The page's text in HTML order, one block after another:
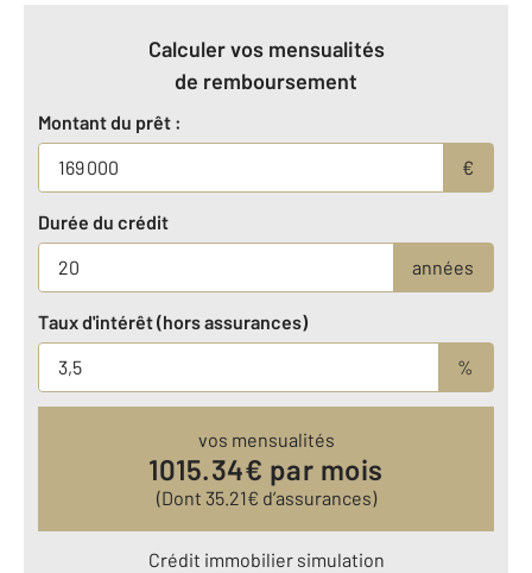
Calculer vos mensualités
de remboursement
Montant du prêt :
€
Durée du crédit
années
Taux d'intérêt (hors assurances)
%
vos mensualités
1015.34€ par mois
(Dont 35.21€ d’assurances)
Crédit immobilier simulation